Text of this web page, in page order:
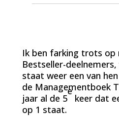
Ik ben farking trots op
Bestseller-
staat weer een van
de Managementboek
jaar al de 5
e
keer dat
op 1 staat.